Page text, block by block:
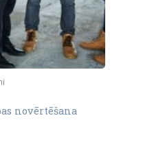
novērtēšana